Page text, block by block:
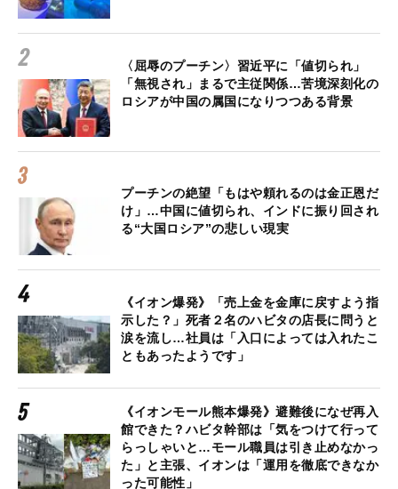
〈屈辱のプーチン〉習近平に「値切られ」
「無視され」まるで主従関係…苦境深刻化の
ロシアが中国の属国になりつつある背景
プーチンの絶望「もはや頼れるのは金正恩だ
け」…中国に値切られ、インドに振り回され
る“大国ロシア”の悲しい現実
《イオン爆発》「売上金を金庫に戻すよう指
示した？」死者２名のハビタの店長に問うと
涙を流し…社員は「入口によっては入れたこ
ともあったようです」
《イオンモール熊本爆発》避難後になぜ再入
館できた？ハビタ幹部は「気をつけて行って
らっしゃいと…モール職員は引き止めなかっ
た」と主張、イオンは「運用を徹底できなか
った可能性」